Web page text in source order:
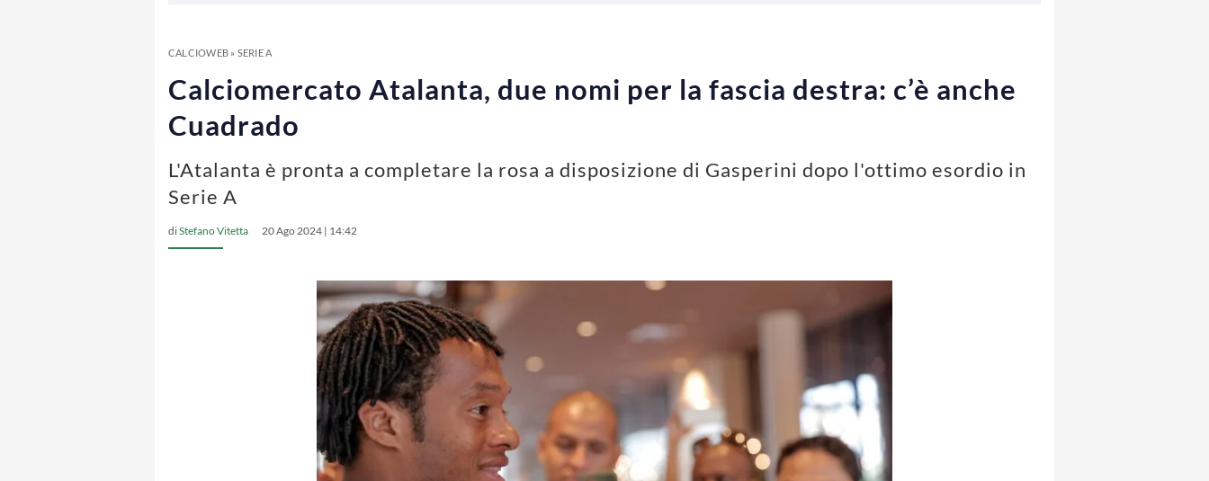
CALCIOWEB» SERIE A
Calciomercato Atalanta, due nomi per la fascia destra: c’è anche
Cuadrado
L'Atalanta è pronta a completare la rosa a disposizione di Gasperini dopo l'ottimo esordio in
Serie A
diStefano Vitetta 20 Ago 2024 | 14:42